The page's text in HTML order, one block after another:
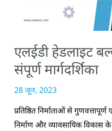
एलईडी हेडलाइट बल्ब
संपूर्ण मार्गदर्शिका
28 जून, 2023
प्रतिष्ठित निर्माताओं से
निर्माण और व्यावसायिक विकास
मार्गदर्शिका